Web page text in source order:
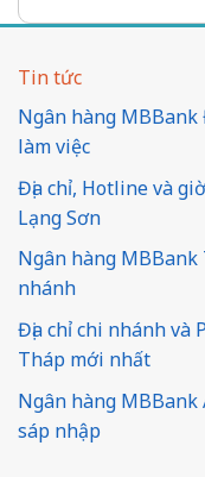
Tin tức
Ngân hàng
làm việc
Địa chỉ, Hotline và
Lạng Sơn
Ngân hàng MBBank
nhánh
Địa chỉ chi nhánh và
Tháp mới nhất
Ngân hàng
sáp nhập